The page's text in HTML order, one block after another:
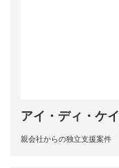
アイ・ディ・ケイ
親会社からの独立支援案件